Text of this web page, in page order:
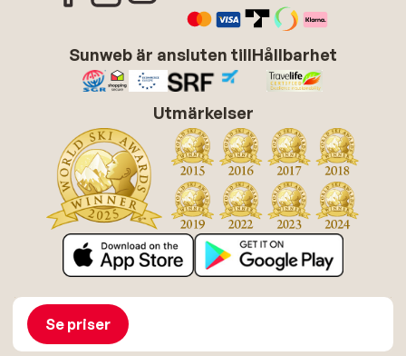
Se priser
Sunweb är ansluten tillHållbarhet
Utmärkelser
Om SunwebJobba hos Sunweb
Tillgänglighetsdirektiv